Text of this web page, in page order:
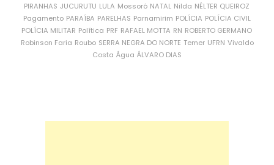
PIRANHAS JUCURUTU LULA Mossoró NATAL Nilda NÉLTER QUEIROZ
Pagamento PARAÍBA PARELHAS Parnamirim POLÍCIA POLÍCIA CIVIL
POLÍCIA MILITAR Política PRF RAFAEL MOTTA RN ROBERTO GERMANO
Robinson Faria Roubo SERRA NEGRA DO NORTE Temer UFRN Vivaldo
Costa Água ÁLVARO DIAS